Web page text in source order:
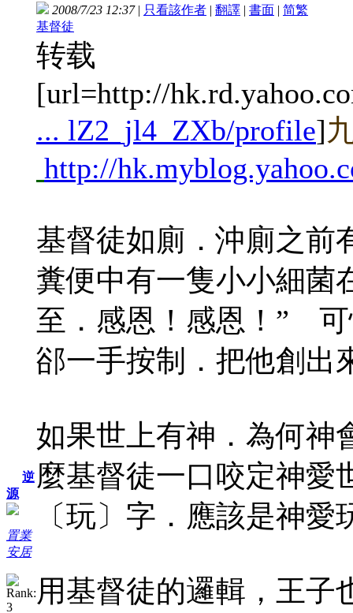
逆
源
置業
安居
2008/7/23 12:37| 只看該作者 | 翻譯 | 書面 | 简繁
基督徒
转载
[url=http://
... lZ2_jl4_ZXb/profile]
http://
基督徒如廁．沖廁之前
糞便中有一隻小小細菌
至．感恩！感恩！” 可
郤一手按制．把他創出
如果世上有神．為何神
麼基督徒一口咬定神
〔玩〕字．應該是神愛
用基督徒的邏輯，王子